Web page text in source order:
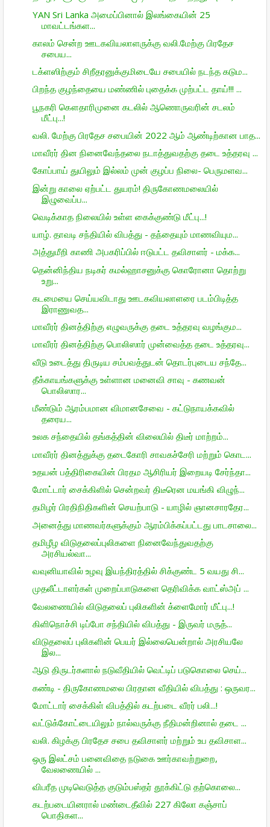
YAN Sri Lanka அமைப்பினால் இலங்கையின் 25
மாவட்டங்கள...
காலம் சென்ற ஊடகவியலாளருக்கு வலி.மேற்கு பிரதேச
சபைய...
டக்ளஸிற்கும் சிறீதரனுக்குமிடையே சபையில் நடந்த கடும...
பிறந்த குழந்தையை மண்ணில் புதைக்க முற்பட்ட தாய்!!! ...
பூநகரி கௌதாரிமுனை கடலில் ஆணொருவரின் சடலம்
மீட்பு...!
வலி. மேற்கு பிரதேச சபையின் 2022 ஆம் ஆண்டிற்கான பாத...
மாவீரர் தின நினைவேந்தலை நடாத்துவதற்கு தடை உத்தரவு ...
கோப்பாய் துயிலும் இல்லம் முன் குழப்ப நிலை- பெருமளவ...
இன்று காலை ஏற்பட்ட துயரம்! திருகோணமலையில்
இழுவைப்ப...
வெடிக்காத நிலையில் உள்ள கைக்குண்டு மீட்பு...!
யாழ். தாவடி சந்தியில் விபத்து - தந்தையும் மாணவியும...
அத்துமீறி காணி அபகரிப்பில் ஈடுபட்ட தவிசாளர் - மக்க...
தென்னிந்திய நடிகர் கமல்ஹாசனுக்கு கொரோனா தொற்று
உறு...
கடமையை செய்யவிடாது ஊடகவியலாளரை படம்பிடித்த
இராணுவத...
மாவீரர் தினத்திற்கு எழுவருக்கு தடை உத்தரவு வழங்கும...
மாவீரர் தினத்திற்கு பொலிஸார் முன்வைத்த தடை உத்தரவு...
வீடு உடைத்து திருடிய சம்பவத்துடன் தொடர்புடைய சந்தே...
தீக்காயங்களுக்கு உள்ளான மனைவி சாவு - கணவன்
பொலிஸார...
மீண்டும் ஆரம்பமான விமானசேவை - கட்டுநாயக்கவில்
தரைய...
உலக சந்தையில் தங்கத்தின் விலையில் திடீர் மாற்றம்...
மாவீரர் தினத்துக்கு தடைகோரி சாவகச்சேரி மற்றும் கொட...
உதயன் பத்திரிகையின் பிரதம ஆசிரியர் இறையடி சேர்ந்தா...
மோட்டார் சைக்கிளில் சென்றவர் திடீரென மயங்கி விழுந்...
தமிழர் பிரதிநிதிகளின் செயற்பாடு - யாழில் ஞானசாரதேர...
அனைத்து மாணவர்களுக்கும் ஆரம்பிக்கப்பட்டது பாடசாலை...
தமிழீழ விடுதலைப்புலிகளை நினைவேந்துவதற்கு
அரசியல்வா...
வவுனியாவில் உழவு இயந்திரத்தில் சிக்குண்ட 5 வயது சி...
முதலீட்டாளர்கள் முறைப்பாடுகளை தெரிவிக்க வாட்ஸ்அப் ...
வேலணையில் விடுதலைப் புலிகளின் க்ளைமோர் மீட்பு...!
கிளிநொச்சி டிப்போ சந்தியில் விபத்து - இருவர் மருத்...
விடுதலைப் புலிகளின் பெயர் இல்லையென்றால் அரசியலே
இல...
ஆடு திருடர்களால் நடுவீதியில் வெட்டிப் படுகொலை செய்...
கண்டி - திருகோணமலை பிரதான வீதியில் விபத்து : ஒருவர...
மோட்டார் சைக்கிள் விபத்தில் கடற்படை வீரர் பலி...!
வட்டுக்கோட்டையிலும் நால்வருக்கு நீதிமன்றினால் தடை ...
வலி. கிழக்கு பிரதேச சபை தவிசாளர் மற்றும் உப தவிசாள...
ஒரு இலட்சம் பனைவிதை நடுகை ஊர்காவற்றுறை,
வேலணையில் ...
விபரீத முடிவெடுத்த குடும்பஸ்தர் தூக்கிட்டு தற்கொலை...
கடற்படையினரால் மண்டைதீவில் 227 கிலோ கஞ்சாப்
பொதிகள...